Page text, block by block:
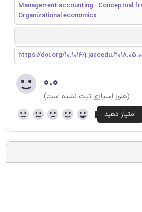
Management accounting - Conceptual
Organizational economics
https://doi.org/10.1016/
۰.۰
(هنوز امتیازی ثبت نشده است)